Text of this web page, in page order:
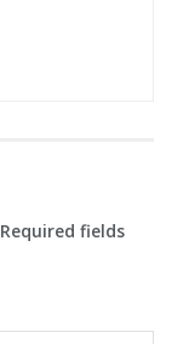
Required fields